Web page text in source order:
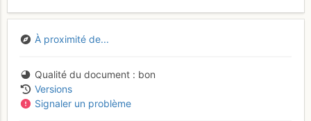
À proximité de...
Qualité du document
bon
Versions
Signaler un problème